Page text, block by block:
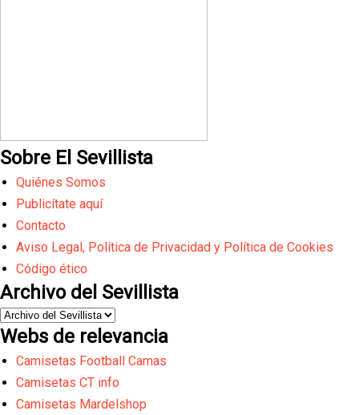
Sobre El Sevillista
Quiénes Somos
Publicítate aquí
Contacto
Aviso Legal, Política de Privacidad y Política de Cookies
Código ético
Archivo del Sevillista
Webs de relevancia
Camisetas Football Camas
Camisetas CT info
Camisetas Mardelshop